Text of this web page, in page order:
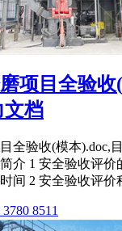
项目全验收
文档
全验收(模本).doc,
介 1 安全验收评价
间 2 安全验收评价
8511